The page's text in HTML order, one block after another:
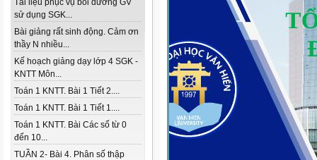
Tài liệu phục vụ bồi dưỡng GV
sử dụng SGK...
Bài giảng rất sinh động. Cảm ơn
thầy N nhiều...
Kế hoạch giảng dạy lớp 4 SGK -
KNTT Môn...
Toán 1 KNTT. Bài 1 Tiết 2....
Toán 1 KNTT. Bài 1 Tiết 1....
Toán 1 KNTT. Bài Các số từ 0
đến 10...
TUẦN 2- Bài 4. Phân số thập